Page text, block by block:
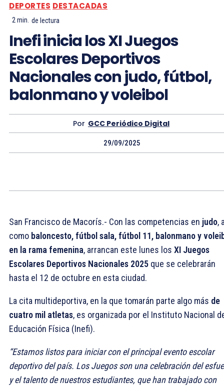
DEPORTES DESTACADAS
2min. de lectura
Inefi inicia los XI Juegos
Escolares Deportivos
Nacionales con judo, fútbol,
balonmano y voleibol
Por GCC Periódico Digital
29/09/2025
San Francisco de Macorís.- Con las competencias en judo,
como baloncesto, fútbol sala, fútbol 11, balonmano y
en la rama femenina, arrancan este lunes los XI Juegos
Escolares Deportivos Nacionales 2025 que se celebrarán
hasta el 12 de octubre en esta ciudad.
La cita multideportiva, en la que tomarán parte algo más de
cuatro mil atletas, es organizada por el Instituto Nacional
Educación Física (Inefi).
“Estamos listos para iniciar con el principal evento escolar
deportivo del país. Los Juegos son una celebración del
y el talento de nuestros estudiantes, que han trabajado con